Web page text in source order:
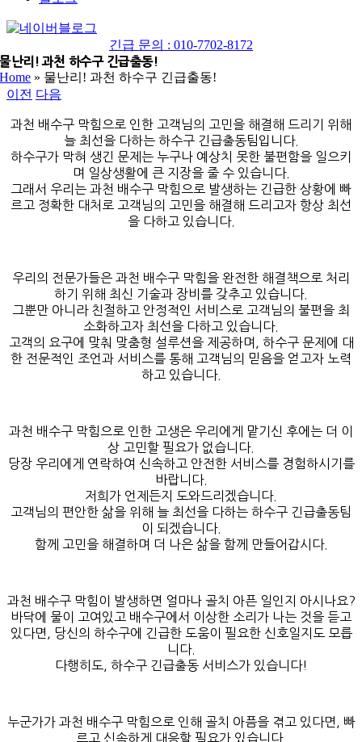
네
버
블
로
긴급 문의 : 010-7702-8172
물난리! 과천 하수구 긴급출동!
Home » 물난리! 과천 하수구 긴급출동!
이전 다음
과천 배수구 막힘으로 인한 고객님의 고민을 해결해 드리기 위해
늘 최선을 다하는 하수구 긴급출동팀입니다.
하수구가 막혀 생긴 문제는 누구나 예상치 못한 불편함을 일으키
며 일상생활에 큰 지장을 줄 수 있습니다.
그래서 우리는 과천 배수구 막힘으로 발생하는 긴급한 상황에 빠
르고 정확한 대처로 고객님의 고민을 해결해 드리고자 항상 최선
을 다하고 있습니다.
우리의 전문가들은 과천 배수구 막힘을 완전한 해결책으로 처리
하기 위해 최신 기술과 장비를 갖추고 있습니다.
그뿐만 아니라 친절하고 안정적인 서비스로 고객님의 불편을 최
소화하고자 최선을 다하고 있습니다.
고객의 요구에 맞춰 맞춤형 설루션을 제공하며, 하수구 문제에 대
한 전문적인 조언과 서비스를 통해 고객님의 믿음을 얻고자 노력
하고 있습니다.
과천 배수구 막힘으로 인한 고생은 우리에게 맡기신 후에는 더 이
상 고민할 필요가 없습니다.
당장 우리에게 연락하여 신속하고 안전한 서비스를 경험하시기를
바랍니다.
저희가 언제든지 도와드리겠습니다.
고객님의 편안한 삶을 위해 늘 최선을 다하는 하수구 긴급출동팀
이 되겠습니다.
함께 고민을 해결하며 더 나은 삶을 함께 만들어갑시다.
과천 배수구 막힘이 발생하면 얼마나 골치 아픈 일인지 아시나요?
바닥에 물이 고여있고 배수구에서 이상한 소리가 나는 것을 듣고
있다면, 당신의 하수구에 긴급한 도움이 필요한 신호일지도 모릅
니다.
다행히도, 하수구 긴급출동 서비스가 있습니다!
누군가가 과천 배수구 막힘으로 인해 골치 아픔을 겪고 있다면, 빠
르고 신속하게 대응할 필요가 있습니다.